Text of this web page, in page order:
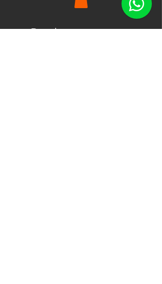
puede optar por colocar alrededor
agregarle impacto visual al cuadro.
Productos